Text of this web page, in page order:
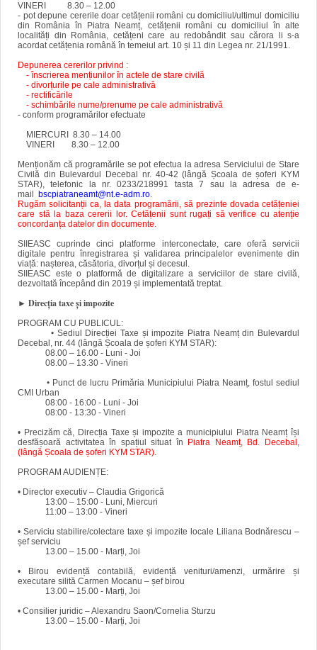
VINERI 8.30 – 12.00
- pot depune cererile doar cetățenii români cu domiciliul/ultimul domiciliu
din România în Piatra Neamț, cetățenii români cu domiciliul în alte
localități din România, cetățeni care au redobândit sau cărora li s-a
acordat cetățenia română în temeiul art. 10 și 11 din Legea nr. 21/1991.
Depunerea cererilor privind :
- înscrierea mențiunilor în actele de stare civilă
- divorțurile pe cale administrativă
- rectificările
- schimbările nume/prenume pe cale administrativă
- conform programărilor efectuate
MIERCURI 8.30 – 14.00
VINERI 8.30 – 12.00
Menționăm că programările se pot efectua la adresa Serviciului de Stare
Civilă din Bulevardul Decebal nr. 40-42 (lângă Școala de șoferi KYM
STAR), telefonic la nr. 0233/218991 tasta 7 sau la adresa de e-
mail bscpiatraneamt@nt.e-adm.ro.
Rugăm solicitanții ca, la data programării, să prezinte dovada cetățeniei
care stă la baza cererii lor. Cetățenii sunt rugați să verifice cu atenție
concordanța datelor din documente.
SIIEASC cuprinde cinci platforme interconectate, care oferă servicii
digitale pentru înregistrarea și validarea principalelor evenimente din
viață: nașterea, căsătoria, divorțul și decesul.
SIIEASC este o platformă de digitalizare a serviciilor de stare civilă,
dezvoltată începând din 2019 și implementată treptat.
► Direcţia taxe şi impozite
PROGRAM CU PUBLICUL:
• Sediul Direcției Taxe și impozite Piatra Neamț din Bulevardul
Decebal, nr. 44 (lângă Școala de șoferi KYM STAR):
08.00 – 16.00 - Luni - Joi
08.00 – 13.30 - Vineri
• Punct de lucru Primăria Municipiului Piatra Neamț, fostul sediul
CMI Urban
08:00 - 16:00 - Luni - Joi
08:00 - 13:30 - Vineri
• Precizăm că, Direcția Taxe și impozite a municipiului Piatra Neamț își
desfășoară activitatea în spațiul situat în
Piatra Neamț, Bd. Decebal,
(lângă Școala de șoferi KYM STAR).
PROGRAM AUDIENȚE:
• Director executiv – Claudia Grigorică
13:00 – 15:00 - Luni, Miercuri
11:00 – 13:00 - Vineri
• Serviciu stabilire/colectare taxe și impozite locale Liliana Bodnărescu –
șef serviciu
13.00 – 15.00 - Marți, Joi
• Birou evidență contabilă, evidență venituri/amenzi, urmărire și
executare silită Carmen Mocanu – șef birou
13.00 – 15.00 - Marți, Joi
• Consilier juridic – Alexandru Saon/Cornelia Sturzu
13.00 – 15.00 - Marți, Joi